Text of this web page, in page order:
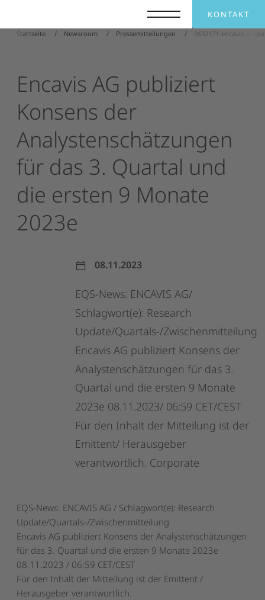
KONTAKT
Startseite Newsroom Pressemitteilungen 2632171-encavis-ag-
Encavis AG publiziert
Konsens der
Analystenschätzungen
für das 3. Quartal und
die ersten 9 Monate
2023e
08.11.2023
EQS-News: ENCAVIS AG/
Schlagwort(e): Research
Update/Quartals-/Zwischenmitteilung
Encavis AG publiziert Konsens der
Analystenschätzungen für das 3.
Quartal und die ersten 9 Monate
2023e 08.11.2023/ 06:59 CET/CEST
Für den Inhalt der Mitteilung ist der
Emittent/ Herausgeber
verantwortlich. Corporate
EQS-News: ENCAVIS AG / Schlagwort(e): Research
Update/Quartals-/Zwischenmitteilung
Encavis AG publiziert Konsens der Analystenschätzungen
für das 3. Quartal und die ersten 9 Monate 2023e
08.11.2023 / 06:59 CET/CEST
Für den Inhalt der Mitteilung ist der Emittent /
Herausgeber verantwortlich.